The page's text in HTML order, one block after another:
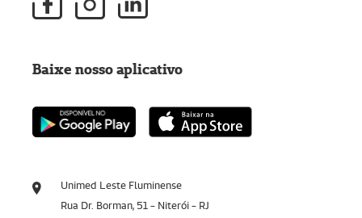
Unimed Leste Fluminense
Rua Dr. Borman, 51 - Niterói - RJ
Baixe nosso aplicativo